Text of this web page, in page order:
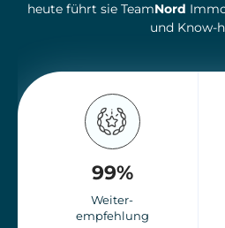
heute führt sie TeamNord
und Know-
99%
Weiter-
empfehlung